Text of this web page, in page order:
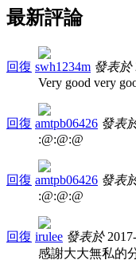
最新評論
回復 swh1234m 發表於
Very good very
回復 amtpb06426 發表
:@:@:@
回復 amtpb06426 發表
:@:@:@
回復 irulee 發表於
感謝大大無私的